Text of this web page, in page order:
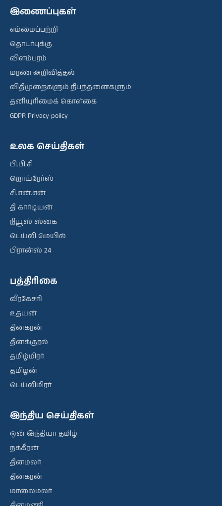
இணைப்புகள்
எம்மைப்பற்றி
தொடர்புக்கு
விளம்பரம்
மரண அறிவித்தல்
விதிமுறைகளும் நிபந்தனைகளும்
தனியுரிமைக் கொள்கை
GDPR Privacy policy
உலக செய்திகள்
பி.பி.சி
றொய்ரேர்ஸ்
சி.என்.என்
தி கார்டியன்
நியூஸ் ஸ்கை
டெய்லி மெயில்
பிரான்ஸ் 24
பத்திரிகை
வீரகேசரி
உதயன்
தினகரன்
தினக்குரல்
தமிழ்மிரர்
தமிழன்
டெய்லிமிரர்
இந்திய செய்திகள்
ஒன் இந்தியா தமிழ்
நக்கீரன்
தினமலர்
தினகரன்
மாலைமலர்